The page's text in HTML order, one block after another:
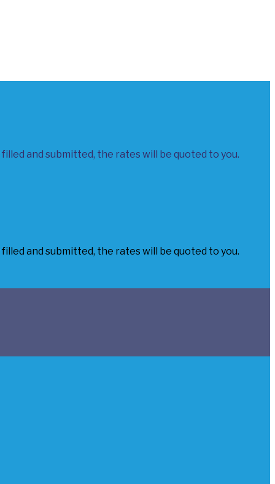
and submitted, the rates will be quoted to you.
and submitted, the rates will be quoted to you.